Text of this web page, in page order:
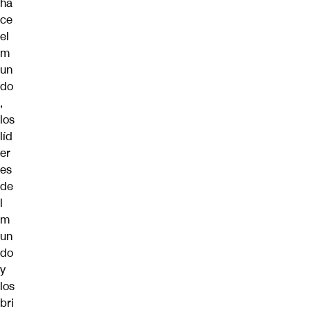
ce
el
m
un
do
,
los
líd
er
es
de
l
m
un
do
y
los
bri